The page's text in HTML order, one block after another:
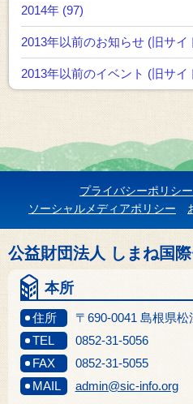
2014年 (97)
2013年以前のお知らせ (旧サイ
2013年以前のイベント (旧サイ
プライバシーポリシー
ソーシャルメディアポリシー
公益財団法人 しまね国
本所
住所 〒690-0041 島根県
TEL
0852-31-5056
FAX
0852-31-5055
MAIL
admin@sic-info.org